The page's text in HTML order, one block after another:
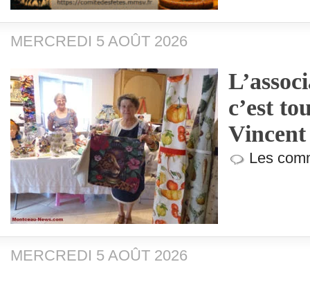
MERCREDI 5 AOÛT 2026
c’est
Vincent
Les
MERCREDI 5 AOÛT 2026